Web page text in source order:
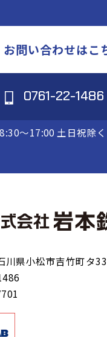
お問い合わせはこ
0761-22-1486
8:30〜17:00 土日祝除く
県小松市吉竹町タ